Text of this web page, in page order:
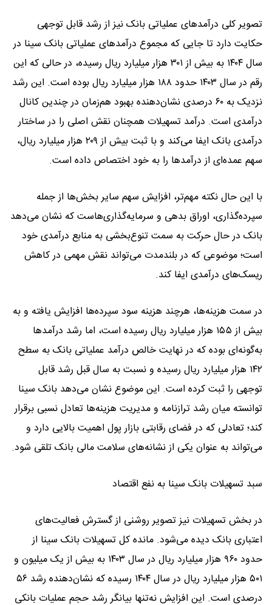
تصویر کلی درآمدهای عملیاتی بانک نیز از رشد قابل توجهی
حکایت دارد تا جایی که مجموع درآمدهای عملیاتی بانک سینا در
سال ۱۴۰۴ به بیش از ۳۰۱ هزار میلیارد ریال رسیده، در حالی که این
رقم در سال ۱۴۰۳ حدود ۱۸۸ هزار میلیارد ریال بوده است. این رشد
نزدیک به ۶۰ درصدی نشان‌دهنده بهبود هم‌زمان در چندین کانال
درآمدی است. درآمد تسهیلات همچنان نقش اصلی را در ساختار
درآمدی بانک ایفا می‌کند و با ثبت بیش از ۲۰۹ هزار میلیارد ریال،
سهم عمده‌ای از درآمدها را به خود اختصاص داده است.
با این حال نکته مهم‌تر، افزایش سهم سایر بخش‌ها از جمله
سپرده‌گذاری، اوراق بدهی و سرمایه‌گذاری‌هاست که نشان می‌دهد
بانک در حال حرکت به سمت تنوع‌بخشی به منابع درآمدی خود
است؛ موضوعی که در بلندمدت می‌تواند نقش مهمی در کاهش
ریسک‌های درآمدی ایفا کند.
در سمت هزینه‌ها، هرچند هزینه سود سپرده‌ها افزایش یافته و به
بیش از ۱۵۵ هزار میلیارد ریال رسیده است، اما رشد درآمدها
به‌گونه‌ای بوده که در نهایت خالص درآمد عملیاتی بانک به سطح
۱۴۲ هزار میلیارد ریال رسیده و نسبت به سال قبل رشد قابل
توجهی را ثبت کرده است. این موضوع نشان می‌دهد بانک سینا
توانسته میان رشد ترازنامه و مدیریت هزینه‌ها تعادل نسبی برقرار
کند؛ تعادلی که در فضای رقابتی بازار پول اهمیت بالایی دارد و
می‌تواند به‌ عنوان یکی از نشانه‌های سلامت مالی بانک تلقی شود.
سبد تسهیلات بانک سینا به نفع اقتصاد
در بخش تسهیلات نیز تصویر روشنی از گسترش فعالیت‌های
اعتباری بانک دیده می‌شود. مانده کل تسهیلات بانک سینا از
حدود ۹۶۰ هزار میلیارد ریال در سال ۱۴۰۳ به بیش از یک میلیون و
۵۰۱ هزار میلیارد ریال در سال ۱۴۰۴ رسیده که نشان‌دهنده رشد ۵۶
درصدی است. این افزایش نه‌تنها بیانگر رشد حجم عملیات بانکی